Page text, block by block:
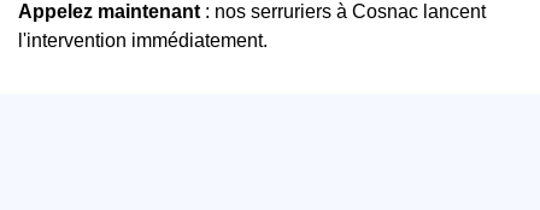
Appelez maintenant : nos serruriers à Cosnac lancent
l'intervention immédiatement.